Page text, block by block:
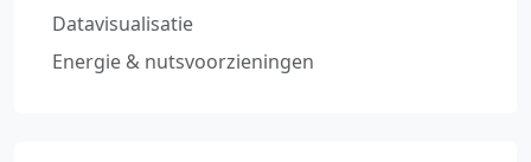
Datavisualisatie
Energie & nutsvoorzieningen